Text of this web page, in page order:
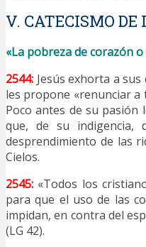
V. CATECISMO DE
«La pobreza de corazón
2544: Jesús exhorta a
les propone «renunciar a
Poco antes de su pasión
que, de su
desprendimiento de las
Cielos.
2545: «Todos los
para que el uso de las
impidan, en contra del
(LG 42).